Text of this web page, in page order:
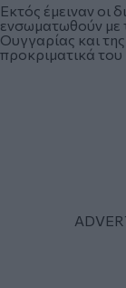
Εκτός έμειναν οι
ενσωματωθούν με
Ουγγαρίας και
προκριματικά